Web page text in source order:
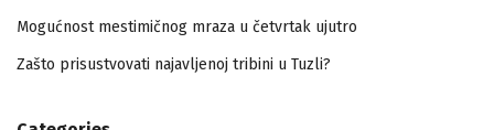
Mogućnost mestimičnog mraza u četvrtak ujutro
Zašto prisustvovati najavljenoj tribini u Tuzli?